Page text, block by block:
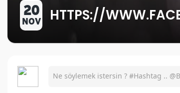
20
NOV HTTPS://